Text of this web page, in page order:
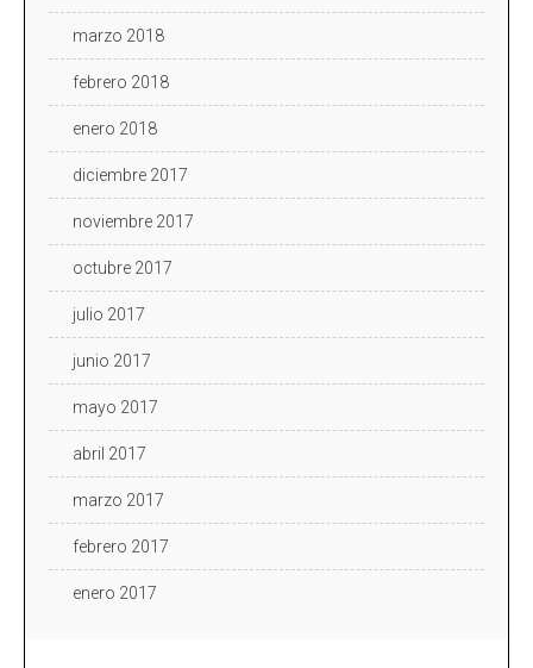
marzo 2018
febrero 2018
enero 2018
diciembre 2017
noviembre 2017
octubre 2017
julio 2017
junio 2017
mayo 2017
abril 2017
marzo 2017
febrero 2017
enero 2017